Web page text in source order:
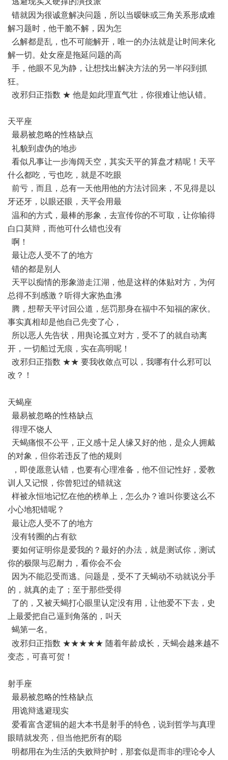
错就因为很诚意解决问题，所以当暧昧或三角关系形成难
解习题时，他干脆不解，因为怎
么解都是乱，也不可能解开，唯一的办法就是让时间来化
解一切。处女座是拖延问题的高
手，他眼不见为静，让想找出解决方法的另一半闷到抓
狂。
改邪归正指数 ★ 他是如此理直气壮，你很难让他认错。
天平座
最易被忽略的性格缺点
礼貌到虚伪的地步
看似凡事让一步海阔天空，其实天平的算盘才精呢！天平
什么都吃，亏也吃，就是不吃眼
前亏，而且，总有一天他用他的方法讨回来，不见得是以
牙还牙，以眼还眼，天平会用最
温和的方式，最棒的形象，去宣传你的不可取，让你输得
白口莫辩，而他可什么错也没有
啊！
最让恋人受不了的地方
错的都是别人
天平以痴情的形象游走江湖，他是这样的体贴对方，为何
总得不到感激？听得大家热血沸
腾，想帮天平讨回公道，惩罚那身在福中不知福的家伙。
事实真相却是他自己先变了心，
所以恶人先告状，用舆论孤立对方，受不了的就自动离
开，一切船过无痕，实在高明呢！
改邪归正指数 ★★ 要我收敛点可以，我哪有什么邪可以
改？！
天蝎座
最易被忽略的性格缺点
得理不饶人
天蝎痛恨不公平，正义感十足人缘又好的他，是众人拥戴
的对象，但你若违反了他的规则
，即使愿意认错，也要有心理准备，他不但记性好，爱教
训人又记恨，你曾犯过的错就这
样被永恒地记忆在他的榜单上，怎么办？谁叫你要这么不
小心地犯错呢？
最让恋人受不了的地方
没有转圈的占有欲
要如何证明你是爱我的？最好的办法，就是测试你，测试
你的极限与忍耐力，看你会不会
因为不能忍受而逃。问题是，受不了天蝎动不动就说分手
的，就真的走了；至于那些受得
了的，又被天蝎打心眼里认定没有用，让他爱不下去，史
上最爱把自己逼到角落的，叫天
蝎第一名。
改邪归正指数 ★★★★★ 随着年龄成长，天蝎会越来越不
变态，可喜可贺！
射手座
最易被忽略的性格缺点
用诡辩逃避现实
爱看富含逻辑的超大本书是射手的特色，说到哲学与真理
眼睛就发亮，但当他把所有的聪
明都用在为生活的失败辩护时，那套似是而非的理论令人